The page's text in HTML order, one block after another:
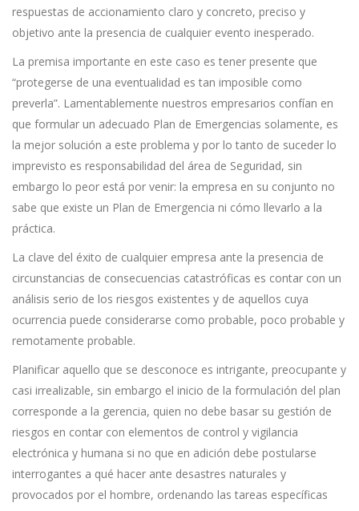
respuestas de accionamiento claro y concreto, preciso y
objetivo ante la presencia de cualquier evento inesperado.
La premisa importante en este caso es tener presente que
“protegerse de una eventualidad es tan imposible como
preverla”. Lamentablemente nuestros empresarios confían en
que formular un adecuado Plan de Emergencias solamente, es
la mejor solución a este problema y por lo tanto de suceder lo
imprevisto es responsabilidad del área de Seguridad, sin
embargo lo peor está por venir: la empresa en su conjunto no
sabe que existe un Plan de Emergencia ni cómo llevarlo a la
práctica.
La clave del éxito de cualquier empresa ante la presencia de
circunstancias de consecuencias catastróficas es contar con un
análisis serio de los riesgos existentes y de aquellos cuya
ocurrencia puede considerarse como probable, poco probable y
remotamente probable.
Planificar aquello que se desconoce es intrigante, preocupante y
casi irrealizable, sin embargo el inicio de la formulación del plan
corresponde a la gerencia, quien no debe basar su gestión de
riesgos en contar con elementos de control y vigilancia
electrónica y humana si no que en adición debe postularse
interrogantes a qué hacer ante desastres naturales y
provocados por el hombre, ordenando las tareas específicas